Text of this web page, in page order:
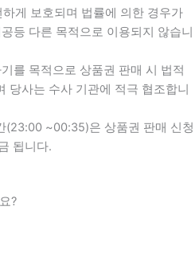
게 보호되며 법률에 의한 경우가
등 다른 목적으로 이용되지 않습니
를 목적으로 상품권 판매 시 법적
당사는 수사 기관에 적극 협조합니
(23:00 ~00:35)은 상품권 판매 신청
됩니다.
?